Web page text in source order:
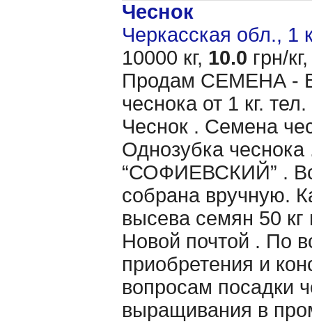
Чеснок
Черкасская обл., 1
10000 кг, 10.0 грн/кг,
Продам CЕМЕНА -
чеснока от 1 кг.
Чеснок . Семена
Однозубка чеснока
“СОФИЕВСКИЙ” .
собрана вручную.
высева семян 50 кг
Новой почтой . По
приобретения и
вопросам посадки
выращивания в